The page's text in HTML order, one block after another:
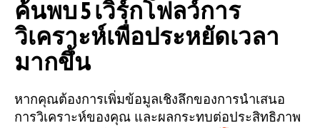
ค้นพบ 5 เวิร์กโฟลว์การ
วิเคราะห์เพื่อประหยัดเวลา
มากขึ้น
หากคุณต้องการเพิ่มข้อมูลเชิงลึกของการนำเสนอ
การวิเคราะห์ของคุณ และผลกระทบต่อประสิทธิภาพ